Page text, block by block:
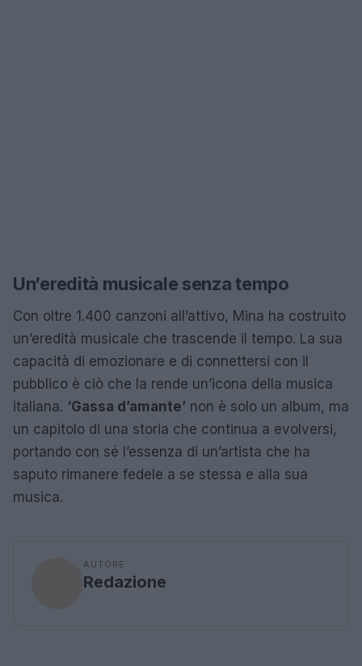
Un’eredità musicale senza tempo
Con oltre 1.400 canzoni all’attivo, Mina ha costruito
un’eredità musicale che trascende il tempo. La sua
capacità di emozionare e di connettersi con il
pubblico è ciò che la rende un’icona della musica
italiana. ‘Gassa d’amante’ non è solo un album, ma
un capitolo di una storia che continua a evolversi,
portando con sé l’essenza di un’artista che ha
saputo rimanere fedele a se stessa e alla sua
musica.
AUTORE
Redazione